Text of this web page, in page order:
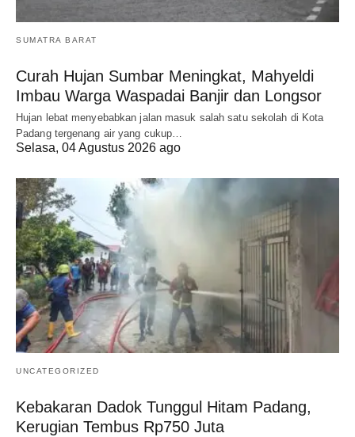
SUMATRA BARAT
Curah Hujan Sumbar Meningkat, Mahyeldi
Imbau Warga Waspadai Banjir dan Longsor
Hujan lebat menyebabkan jalan masuk salah satu sekolah di Kota
Padang tergenang air yang cukup…
Selasa, 04 Agustus 2026 ago
UNCATEGORIZED
Kebakaran Dadok Tunggul Hitam Padang,
Kerugian Tembus Rp750 Juta